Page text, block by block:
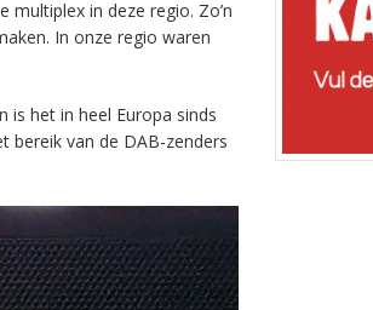
in deze regio. Zo’n
In onze regio waren
is het in heel Europa sinds
bereik van de DAB-zenders